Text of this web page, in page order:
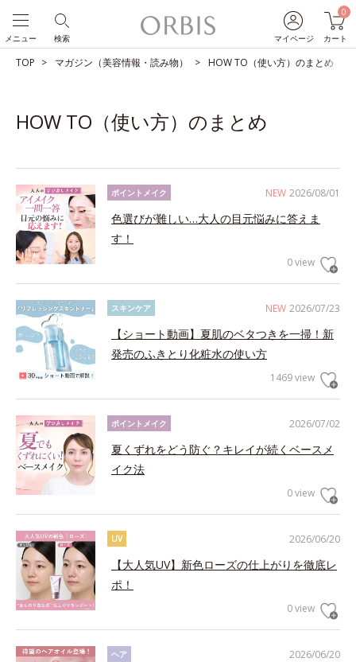
マイページ
0
カート
検索
メニュー
TOP マガジン（美容情報・読み物） HOW TO（使い方）のまとめ
HOW TO（使い方）のまとめ
NEW 2026/08/01
ポイントメイク
色選びが難しい…大人の目元悩みに答えま
す！
0 view
NEW 2026/07/23
スキンケア
【ショート動画】夏肌のベタつきを一掃！新
発売のふきとり化粧水の使い方
1469 view
2026/07/02
ポイントメイク
夏くずれをどう防ぐ？キレイが続くベースメ
イク法
0 view
2026/06/20
UV
【大人気UV】新色ローズの仕上がりを徹底レ
ポ！
0 view
2026/06/20
ヘア